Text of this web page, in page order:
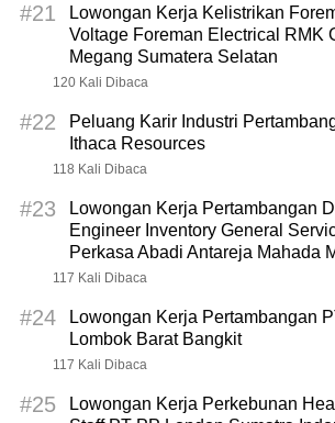
#21
Lowongan Kerja Kelistrikan
Voltage Foreman Electrical RMK
Megang Sumatera Selatan
120 Kali Dibaca
#22
Peluang Karir Industri
Ithaca Resources
118 Kali Dibaca
#23
Lowongan Kerja Pertambangan
Engineer Inventory General
Perkasa Abadi Antareja Mahada
117 Kali Dibaca
#24
Lowongan Kerja Pertambangan
Lombok Barat Bangkit
117 Kali Dibaca
#25
Lowongan Kerja Perkebunan